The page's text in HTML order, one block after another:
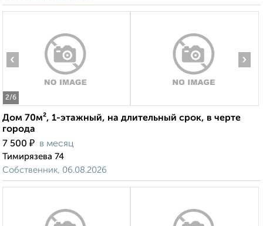
2/6
‹ ›
Дом 70м², 1-этажный, на длительный срок, в черте
города
7 500 ₽ в месяц
Тимирязева 74
Собственник, 06.08.2026